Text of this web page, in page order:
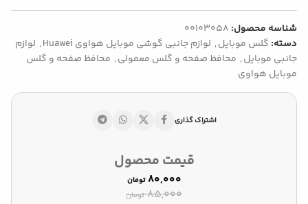
شناسه محصول: 00103058
دسته: گلس موبایل, لوازم جانبی گوشی موبایل هواوی Huawei , لوازم
جانبی موبایل, محافظ صفحه و گلس معمولی, محافظ صفحه و گلس
موبایل هواوی
اشتراک گذاری
قیمت محصول
۸۵,۰۰۰ تومان
۸۰,۰۰۰ تومان